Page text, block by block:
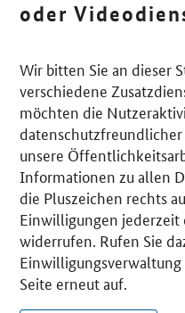
oder
Wir bitten Sie an dieser
verschiedene
möchten die
unsere
Informationen zu allen
die Pluszeichen rechts
Einwilligungen
widerrufen. Rufen Sie
Seite erneut auf.